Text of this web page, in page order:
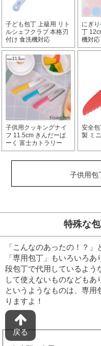
子ども包丁 上級用 リト
ルシェフクラブ 本格刃
付け 食洗機対応
にぎ
丁
機対応
子供用クッキングナイ
フ 11.5cm きんだーぱ
ーく 富士カトラリー
安全
製 ミ
子供用包
特殊な
「こんなのあったの！？
「専用包丁」もいろいろあ
段包丁で代用しているよう
して使えないものなどもあ
というようなものは、専用
りますよ！
戻る